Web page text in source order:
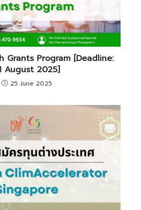
Grants Program [Deadline:
August 2025]
25 June 2025